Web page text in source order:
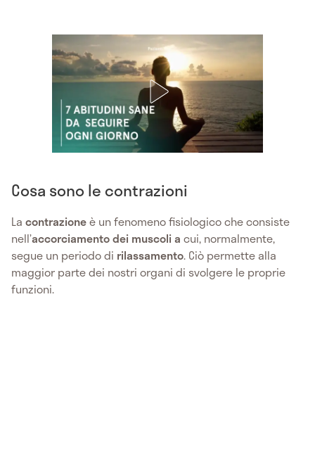
Cosa sono le contrazioni
La contrazioneè un fenomeno fisiologico che consiste
nell’accorciamento dei muscoli a cui, normalmente,
segue un periodo di rilassamento. Ciò permette alla
maggior parte dei nostri organi di svolgere le proprie
funzioni.